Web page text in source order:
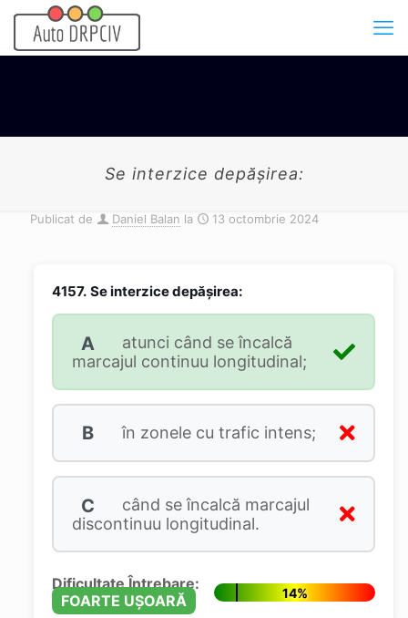
Se interzice depășirea:
Publicat de Daniel Balan la 13 octombrie 2024
4157. Se interzice depășirea:
A
atunci când se încalcă
marcajul continuu longitudinal;
B în zonele cu trafic intens;
C
când se încalcă marcajul
discontinuu longitudinal.
Dificultate Întrebare:
FOARTE UȘOARĂ
14%